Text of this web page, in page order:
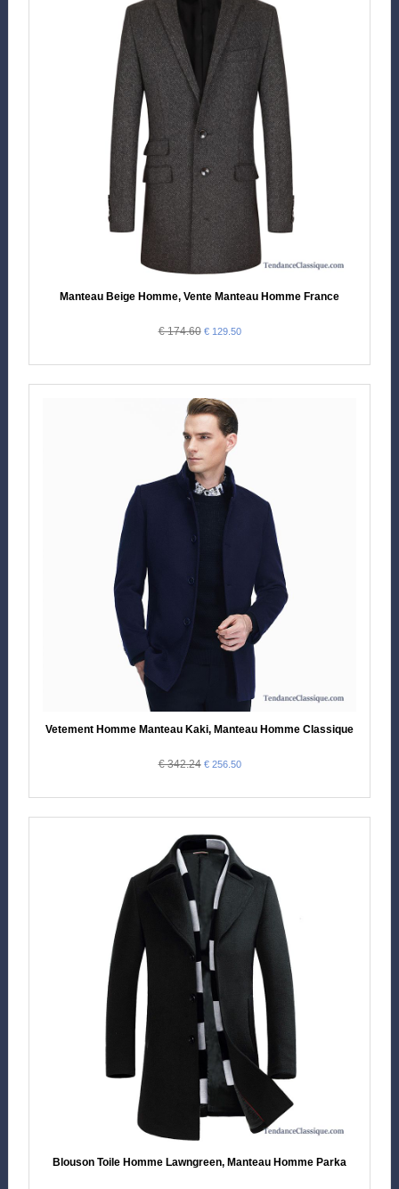
Manteau Beige Homme, Vente Manteau Homme France
€ 174.60 € 129.50
Vetement Homme Manteau Kaki, Manteau Homme Classique
€ 342.24 € 256.50
Blouson Toile Homme Lawngreen, Manteau Homme Parka